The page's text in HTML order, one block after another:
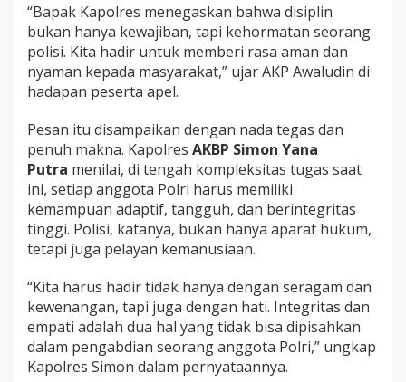
a
n
k
n
I
t
e
g
r
i
t
a
s
d
n
K
e
s
i
a
“Bapak Kapolres menegaskan bahwa disiplin
bukan hanya kewajiban, tapi kehormatan seorang
polisi. Kita hadir untuk memberi rasa aman dan
nyaman kepada masyarakat,” ujar AKP Awaludin di
hadapan peserta apel.
Pesan itu disampaikan dengan nada tegas dan
penuh makna. Kapolres AKBP Simon Yana
Putra menilai, di tengah kompleksitas tugas saat
ini, setiap anggota Polri harus memiliki
kemampuan adaptif, tangguh, dan berintegritas
tinggi. Polisi, katanya, bukan hanya aparat hukum,
tetapi juga pelayan kemanusiaan.
“Kita harus hadir tidak hanya dengan seragam dan
kewenangan, tapi juga dengan hati. Integritas dan
empati adalah dua hal yang tidak bisa dipisahkan
dalam pengabdian seorang anggota Polri,” ungkap
Kapolres Simon dalam pernyataannya.